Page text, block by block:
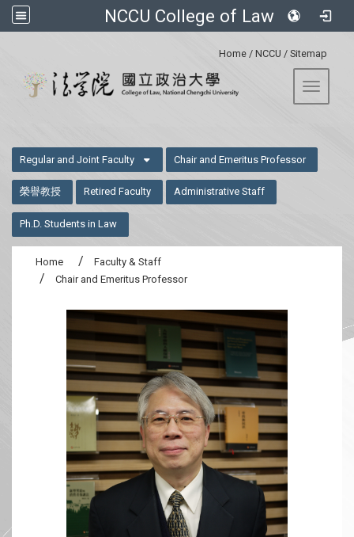
NCCU College of Law
Home / NCCU / Sitemap
Toggle
Regular and Joint Faculty Chair and Emeritus Professor
榮譽教授 Retired Faculty Administrative Staff
Ph.D. Students in Law
Home
Faculty & Staff
Chair and Emeritus Professor